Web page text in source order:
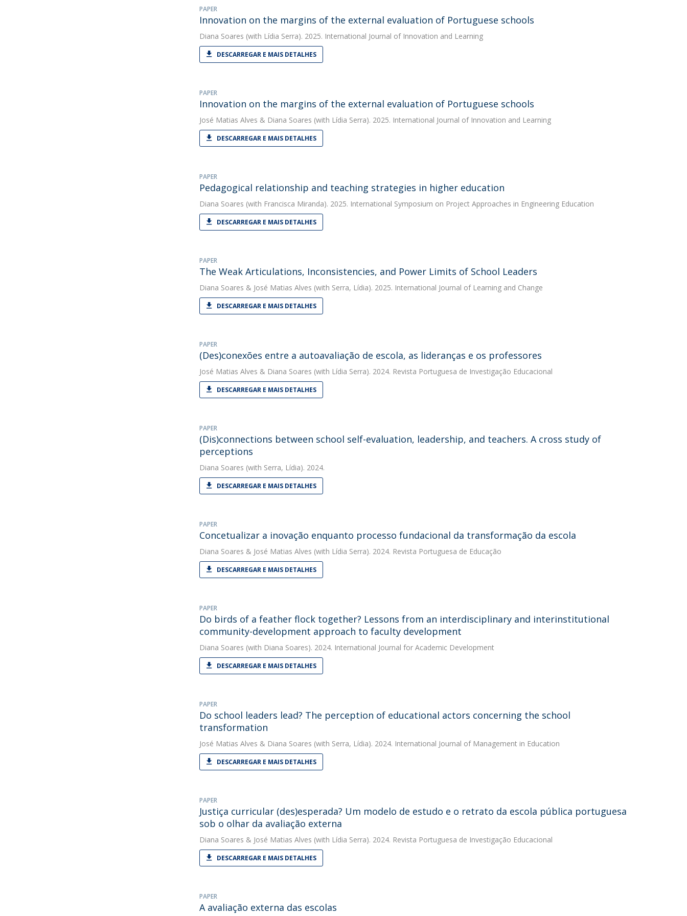
PAPER
Innovation on the margins of the external evaluation of Portuguese schools
Diana Soares (with Lídia Serra). 2025. International Journal of Innovation and Learning
DESCARREGAR E MAIS DETALHES
PAPER
Innovation on the margins of the external evaluation of Portuguese schools
José Matias Alves & Diana Soares (with Lídia Serra). 2025. International Journal of Innovation and Learning
DESCARREGAR E MAIS DETALHES
PAPER
Pedagogical relationship and teaching strategies in higher education
Diana Soares (with Francisca Miranda). 2025. International Symposium on Project Approaches in Engineering Education
DESCARREGAR E MAIS DETALHES
PAPER
The Weak Articulations, Inconsistencies, and Power Limits of School Leaders
Diana Soares & José Matias Alves (with Serra, Lídia). 2025. International Journal of Learning and Change
DESCARREGAR E MAIS DETALHES
PAPER
(Des)conexões entre a autoavaliação de escola, as lideranças e os professores
José Matias Alves & Diana Soares (with Lídia Serra). 2024. Revista Portuguesa de Investigação Educacional
DESCARREGAR E MAIS DETALHES
PAPER
(Dis)connections between school self-evaluation, leadership, and teachers. A cross study of
perceptions
Diana Soares (with Serra, Lídia). 2024.
DESCARREGAR E MAIS DETALHES
PAPER
Concetualizar a inovação enquanto processo fundacional da transformação da escola
Diana Soares & José Matias Alves (with Lídia Serra). 2024. Revista Portuguesa de Educação
DESCARREGAR E MAIS DETALHES
PAPER
Do birds of a feather flock together? Lessons from an interdisciplinary and interinstitutional
community-development approach to faculty development
Diana Soares (with Diana Soares). 2024. International Journal for Academic Development
DESCARREGAR E MAIS DETALHES
PAPER
Do school leaders lead? The perception of educational actors concerning the school
transformation
José Matias Alves & Diana Soares (with Serra, Lídia). 2024. International Journal of Management in Education
DESCARREGAR E MAIS DETALHES
PAPER
Justiça curricular (des)esperada? Um modelo de estudo e o retrato da escola pública portuguesa
sob o olhar da avaliação externa
Diana Soares & José Matias Alves (with Lídia Serra). 2024. Revista Portuguesa de Investigação Educacional
DESCARREGAR E MAIS DETALHES
PAPER
A avaliação externa das escolas